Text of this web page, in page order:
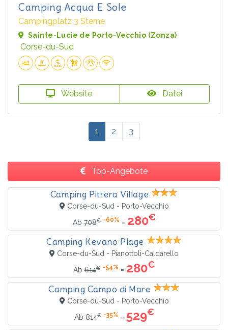
Camping Acqua E Sole
Campingplatz 3 Sterne
Sainte-Lucie de Porto-Vecchio (Zonza)
Corse-du-Sud
Website Datei
1 2 3
Top-Angebote
Camping Pitrera Village
Corse-du-Sud - Porto-Vecchio
Ab708€ -60% = 280€
Camping Kevano Plage
Corse-du-Sud - Pianottoli-Caldarello
Ab 614€ -54% = 280€
Camping Campo di Mare
Corse-du-Sud - Porto-Vecchio
Ab814€ -35% = 529€